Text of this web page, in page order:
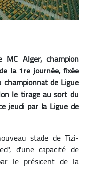
Alger, champion
la 1re journée, fixée
de Ligue
le tirage au sort du
jeudi par la Ligue de
stade de Tizi-
d'une capacité de
le président de la